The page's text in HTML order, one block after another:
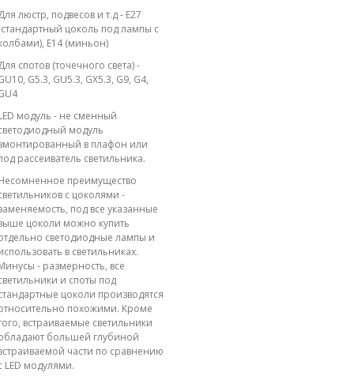
люстр, подвесов и т.д - E27
цоколь под лампы с
E14 (миньон)
спотов (точечного света) -
G5.3, GU5.3, GX5.3, G9, G4,
модуль - не сменный
модуль
в плафон или
рассеиватель светильника.
преимущество
с цоколями -
под все указанные
цоколи можно купить
светодиодные лампы и
в светильниках.
- размерность, все
и споты под
цоколи производятся
похожими. Кроме
встраиваемые светильники
большей глубиной
части по сравнению
LED модулями.